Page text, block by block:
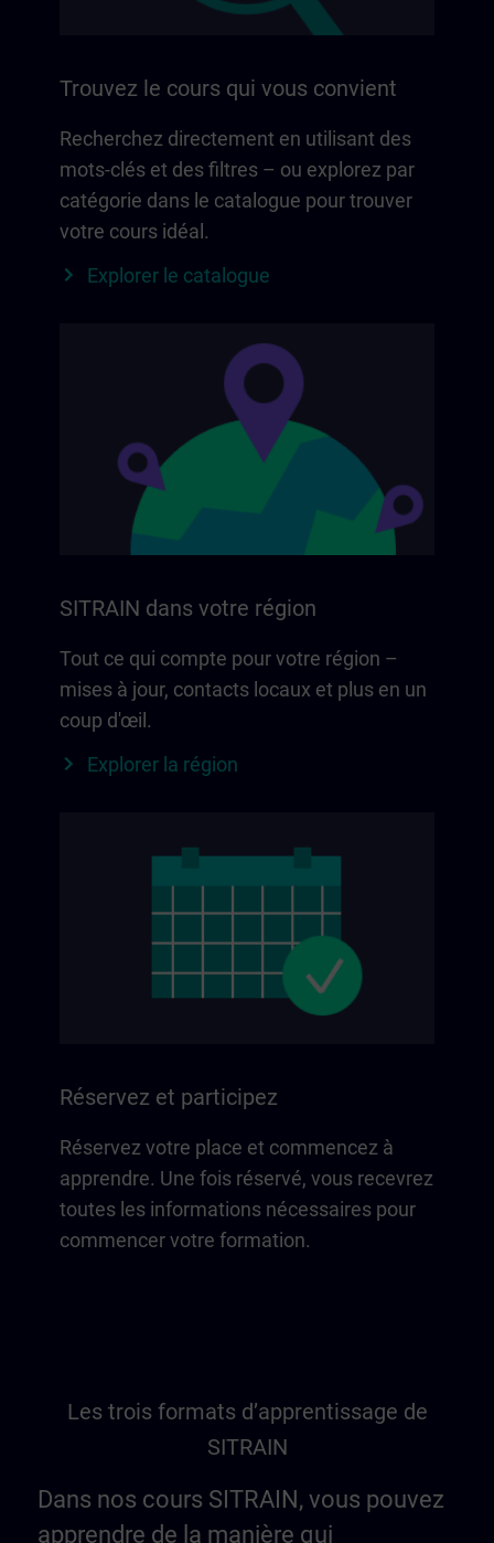
Trouvez le cours qui vous convient
Recherchez directement en utilisant des
mots-clés et des filtres – ou explorez par
catégorie dans le catalogue pour trouver
votre cours idéal.
Explorer le catalogue
SITRAIN dans votre région
Tout ce qui compte pour votre région –
mises à jour, contacts locaux et plus en un
coup d'œil.
Explorer la région
Réservez et participez
Réservez votre place et commencez à
apprendre. Une fois réservé, vous recevrez
toutes les informations nécessaires pour
commencer votre formation.
Les trois formats d’apprentissage de
SITRAIN
Dans nos cours SITRAIN, vous pouvez
apprendre de la manière qui